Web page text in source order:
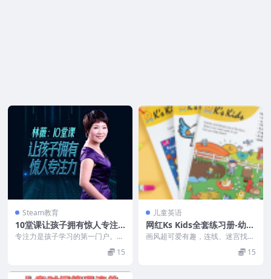
Steam教育
10堂课让孩子拥有惊人专注
力(mp3音频)
专注力是孩子学习的第一门户。
专注力就是集中精力吗？ 专注力
15
儿童英语
网红Ks Kids全套练习册-幼儿
手工(PDF)
画风超可爱有趣，连线、迷宫找不
同、涂色、故事排序、数学启蒙专
15